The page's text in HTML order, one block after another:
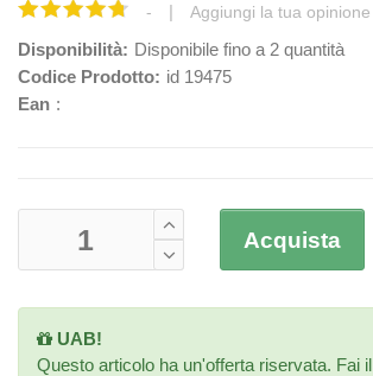
- | Aggiungi la tua opinione
Disponibilità: Disponibile fino a 2 quantità
Codice Prodotto: id 19475
Ean :
Acquista
UAB!
Questo articolo ha un'offerta riservata. Fai il